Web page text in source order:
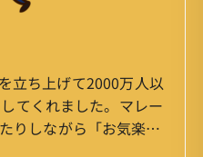
立ち上げて2000万人以
てくれました。マレー
りしながら「お気楽」